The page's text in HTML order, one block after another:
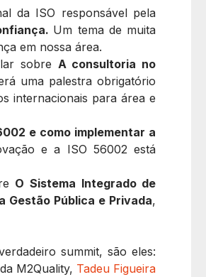
da ISO responsável pela
Um tema de muita
em nossa área.
sobre A consultoria no
uma palestra obrigatório
internacionais para área e
e como implementar a
e a ISO 56002 está
O Sistema Integrado de
Gestão Pública e Privada,
summit, são eles:
da M2Quality, Tadeu Figueira